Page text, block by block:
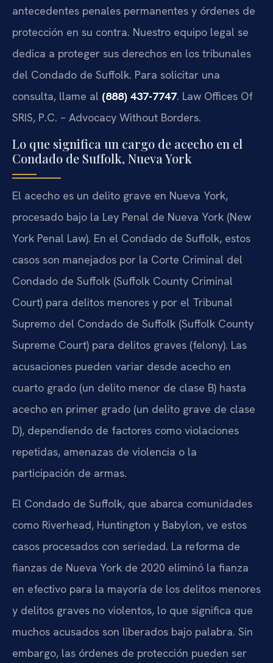
antecedentes penales permanentes y órdenes de
protección en su contra. Nuestro equipo legal se
dedica a proteger sus derechos en los tribunales
del Condado de Suffolk. Para solicitar una
consulta, llame al (888) 437-7747. Law Offices Of
SRIS, P.C. – Advocacy Without Borders.
Lo que significa un cargo de acecho en el
Condado de Suffolk, Nueva York
El acecho es un delito grave en Nueva York,
procesado bajo la Ley Penal de Nueva York (New
York Penal Law). En el Condado de Suffolk, estos
casos son manejados por la Corte Criminal del
Condado de Suffolk (Suffolk County Criminal
Court) para delitos menores y por el Tribunal
Supremo del Condado de Suffolk (Suffolk County
Supreme Court) para delitos graves (felony). Las
acusaciones pueden variar desde acecho en
cuarto grado (un delito menor de clase B) hasta
acecho en primer grado (un delito grave de clase
D), dependiendo de factores como violaciones
repetidas, amenazas de violencia o la
participación de armas.
El Condado de Suffolk, que abarca comunidades
como Riverhead, Huntington y Babylon, ve estos
casos procesados con seriedad. La reforma de
fianzas de Nueva York de 2020 eliminó la fianza
en efectivo para la mayoría de los delitos menores
y delitos graves no violentos, lo que significa que
muchos acusados son liberados bajo palabra. Sin
embargo, las órdenes de protección pueden ser